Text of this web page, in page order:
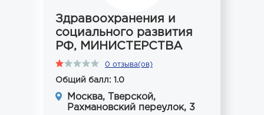
Здравоохранения и
социального развития
РФ, МИНИСТЕРСТВА
0 отзыва(ов)
Общий балл: 1.0
Москва, Тверской,
Рахмановский переулок, 3